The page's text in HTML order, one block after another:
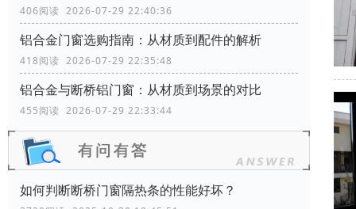
406阅读 2026-07-29 22:40:36
铝合金门窗选购指南：从材质到配件的解析
418阅读 2026-07-29 22:35:48
铝合金与断桥铝门窗：从材质到场景的对比
455阅读 2026-07-29 22:33:44
如何判断断桥门窗隔热条的性能好坏？